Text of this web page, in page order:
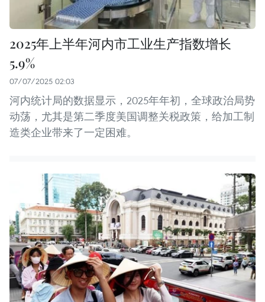
2025年上半年河内市工业生产指数增长
5.9%
07/07/2025 02:03
河内统计局的数据显示，2025年年初，全球政治局势
动荡，尤其是第二季度美国调整关税政策，给加工制
造类企业带来了一定困难。